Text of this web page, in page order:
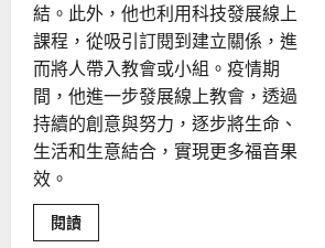
結。此外，他也利用科技發展線上
課程，從吸引訂閱到建立關係，進
而將人帶入教會或小組。疫情期
間，他進一步發展線上教會，透過
持續的創意與努力，逐步將生命、
生活和生意結合，實現更多福音果
效。
閱讀Read
more